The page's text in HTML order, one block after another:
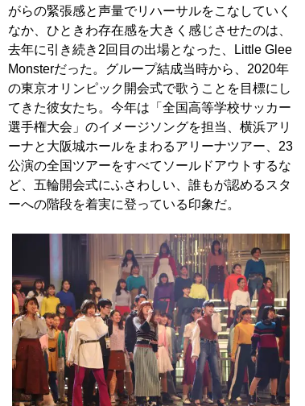
がらの緊張感と声量でリハーサルをこなしていく
なか、ひときわ存在感を大きく感じさせたのは、
去年に引き続き2回目の出場となった、Little Glee
Monsterだった。グループ結成当時から、2020年
の東京オリンピック開会式で歌うことを目標にし
てきた彼女たち。今年は「全国高等学校サッカー
選手権大会」のイメージソングを担当、横浜アリ
ーナと大阪城ホールをまわるアリーナツアー、23
公演の全国ツアーをすべてソールドアウトするな
ど、五輪開会式にふさわしい、誰もが認めるスタ
ーへの階段を着実に登っている印象だ。